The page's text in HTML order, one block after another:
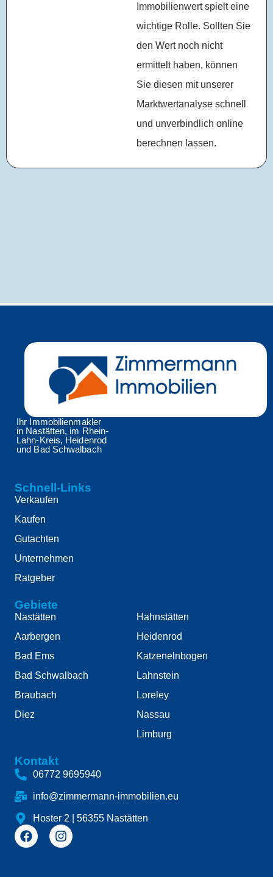
Immobilienwert spielt eine
wichtige Rolle. Sollten Sie
den Wert noch nicht
ermittelt haben, können
Sie diesen mit unserer
Marktwertanalyse schnell
und unverbindlich online
berechnen lassen.
Ihr Immobilienmakler
in Nastätten, im Rhein-
Lahn-Kreis, Heidenrod
und Bad Schwalbach
Schnell-Links
Verkaufen
Kaufen
Gutachten
Unternehmen
Ratgeber
Gebiete
Nastätten
Aarbergen
Bad Ems
Bad Schwalbach
Braubach
Diez
Hahnstätten
Heidenrod
Katzenelnbogen
Lahnstein
Loreley
Nassau
Limburg
Kontakt
06772 9695940
info@zimmermann-immobilien.eu
Hoster 2 | 56355 Nastätten